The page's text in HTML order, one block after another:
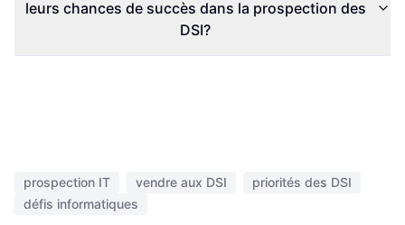
leurs chances de succès dans la prospection des
DSI?
prospection IT vendre aux DSI
priorités des DSI
défis informatiques